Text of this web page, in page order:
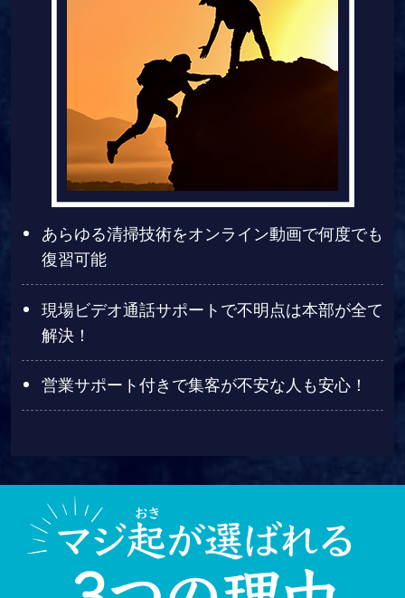
あらゆる清掃技術をオンライン動画で何度でも
復習可能
現場ビデオ通話サポートで不明点は本部が全て
解決！
営業サポート付きで集客が不安な人も安心！